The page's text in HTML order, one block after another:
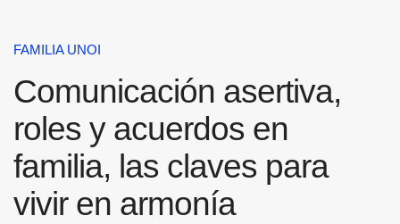
FAMILIA UNOI
Comunicación asertiva,
roles y acuerdos en
familia, las claves para
vivir en armonía